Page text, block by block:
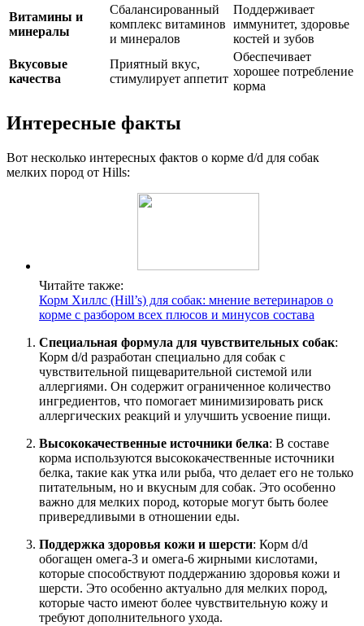
Витамины и
минералы
Сбалансированный
комплекс витаминов
и минералов
Поддерживает
иммунитет, здоровье
костей и зубов
Вкусовые
качества
Приятный вкус,
стимулирует аппетит
Обеспечивает
хорошее потребление
корма
Интересные факты
Вот несколько интересных фактов о корме d/d для собак
мелких пород от Hills:
Читайте также:
Корм Хиллс (Hill’s) для собак: мнение ветеринаров о
корме с разбором всех плюсов и минусов состава
Специальная формула для чувствительных собак:
Корм d/d разработан специально для собак с
чувствительной пищеварительной системой или
аллергиями. Он содержит ограниченное количество
ингредиентов, что помогает минимизировать риск
аллергических реакций и улучшить усвоение пищи.
Высококачественные источники белка: В составе
корма используются высококачественные источники
белка, такие как утка или рыба, что делает его не только
питательным, но и вкусным для собак. Это особенно
важно для мелких пород, которые могут быть более
привередливыми в отношении еды.
Поддержка здоровья кожи и шерсти: Корм d/d
обогащен омега-3 и омега-6 жирными кислотами,
которые способствуют поддержанию здоровья кожи и
шерсти. Это особенно актуально для мелких пород,
которые часто имеют более чувствительную кожу и
требуют дополнительного ухода.